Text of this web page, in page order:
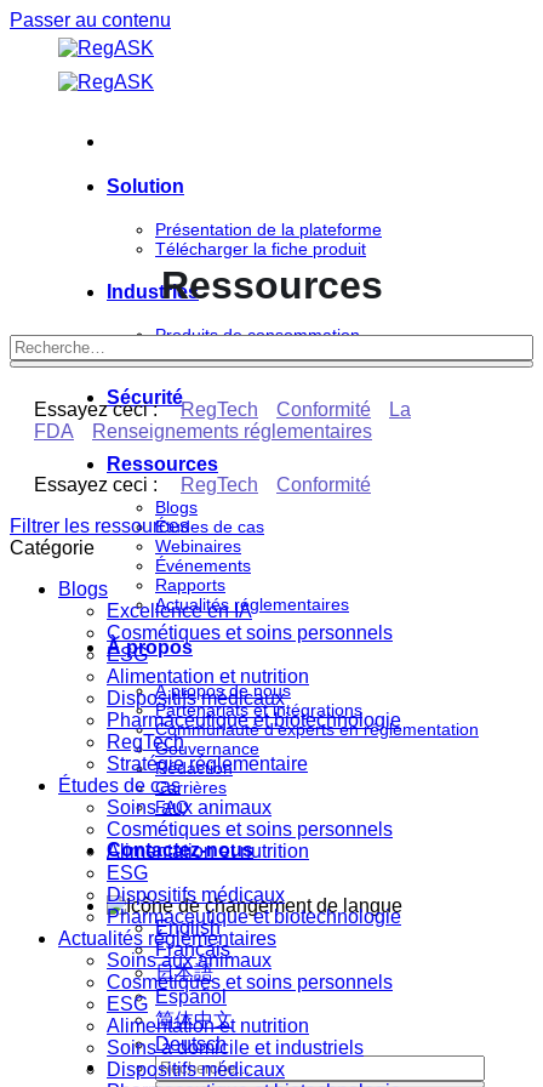
Passer au contenu
Solution
Présentation de la plateforme
Télécharger la fiche produit
Industries
Produits de consommation
Sécurité
Ressources
Blogs
Études de cas
Webinaires
Événements
Rapports
Actualités réglementaires
À propos
À propos de nous
Partenariats et intégrations
Communauté d'experts en réglementation
Gouvernance
Rédaction
Carrières
FAQ
Contactez-nous
English
Français
日本語
Español
简体中文
Deutsch
Ressources
Essayez ceci : RegTech Conformité
La
FDA
Renseignements réglementaires
Essayez ceci : RegTech
Conformité
Filtrer les ressources
Catégorie
Blogs
Excellence en IA
Cosmétiques et soins personnels
ESG
Alimentation et nutrition
Dispositifs médicaux
Pharmaceutique et biotechnologie
RegTech
Stratégie réglementaire
Études de cas
Soins aux animaux
Cosmétiques et soins personnels
Alimentation et nutrition
ESG
Dispositifs médicaux
Pharmaceutique et biotechnologie
Actualités réglementaires
Soins aux animaux
Cosmétiques et soins personnels
ESG
Alimentation et nutrition
Soins à domicile et industriels
Dispositifs médicaux